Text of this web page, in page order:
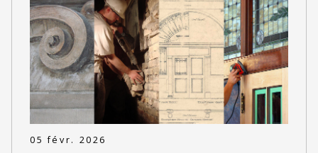
05 févr. 2026